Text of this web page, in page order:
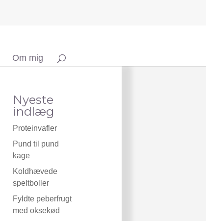
Om mig
Nyeste
indlæg
Proteinvafler
Pund til pund
kage
Koldhævede
speltboller
Fyldte peberfrugt
med oksekød